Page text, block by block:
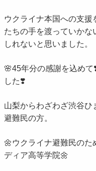
ウクライナ本国への支援
たちの手を渡っていかな
しれないと思いました。
🌸45年分の感謝を込め
した❣️
山梨からわざわざ渋谷ひ
避難民の方。
🌼ウクライナ避難民の
ディア高等学院🌼